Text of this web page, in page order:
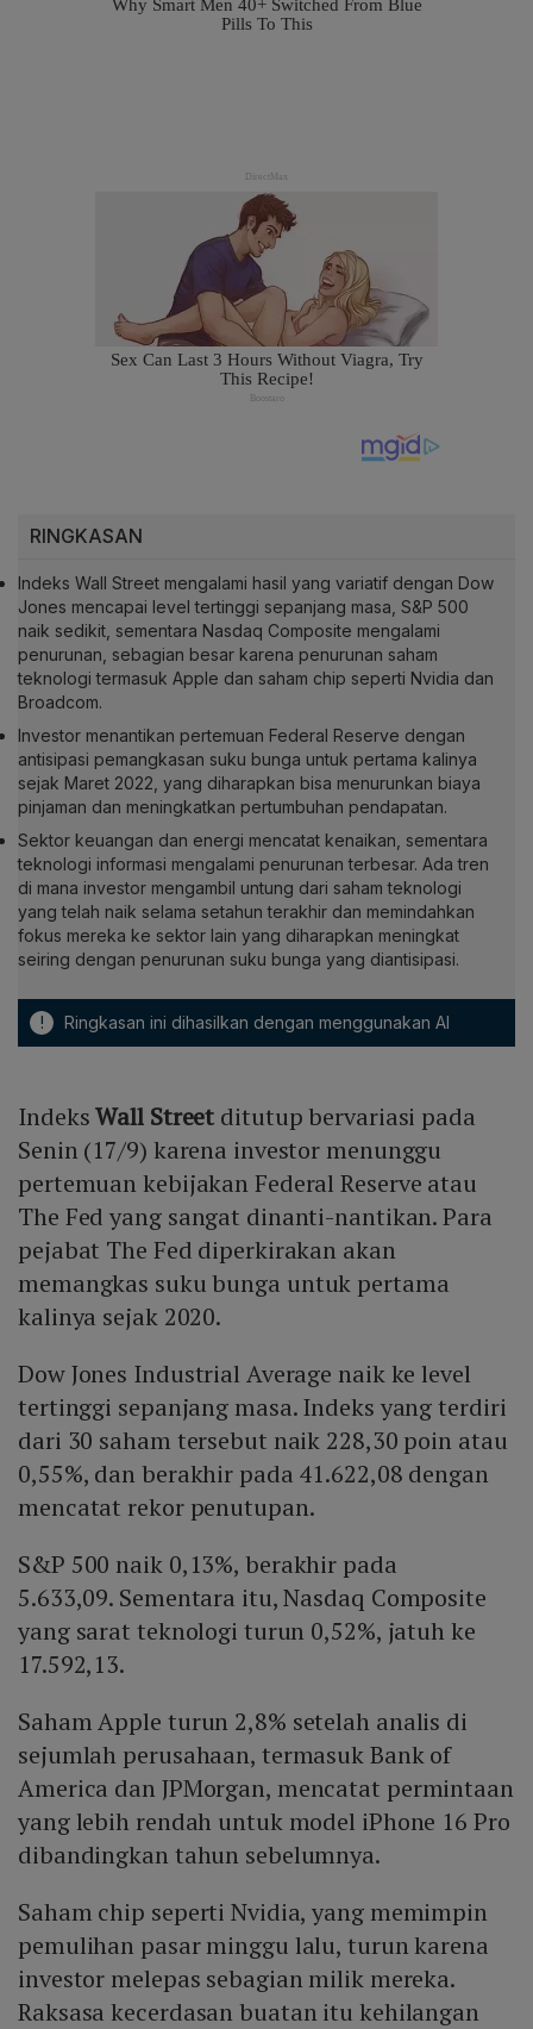
RINGKASAN
Indeks Wall Street mengalami hasil yang variatif dengan Dow
Jones mencapai level tertinggi sepanjang masa, S&P 500
naik sedikit, sementara Nasdaq Composite mengalami
penurunan, sebagian besar karena penurunan saham
teknologi termasuk Apple dan saham chip seperti Nvidia dan
Broadcom.
Investor menantikan pertemuan Federal Reserve dengan
antisipasi pemangkasan suku bunga untuk pertama kalinya
sejak Maret 2022, yang diharapkan bisa menurunkan biaya
pinjaman dan meningkatkan pertumbuhan pendapatan.
Sektor keuangan dan energi mencatat kenaikan, sementara
teknologi informasi mengalami penurunan terbesar. Ada tren
di mana investor mengambil untung dari saham teknologi
yang telah naik selama setahun terakhir dan memindahkan
fokus mereka ke sektor lain yang diharapkan meningkat
seiring dengan penurunan suku bunga yang diantisipasi.
! Ringkasan ini dihasilkan dengan menggunakan AI
IndeksWall Street ditutup bervariasi pada
Senin (17/9) karena investor menunggu
pertemuan kebijakan Federal Reserve atau
The Fed yang sangat dinanti-nantikan. Para
pejabat The Fed diperkirakan akan
memangkas suku bunga untuk pertama
kalinya sejak 2020.
Dow Jones Industrial Average naik ke level
tertinggi sepanjang masa. Indeks yang terdiri
dari 30 saham tersebut naik 228,30 poin atau
0,55%, dan berakhir pada 41.622,08 dengan
mencatat rekor penutupan.
S&P 500 naik 0,13%, berakhir pada
5.633,09. Sementara itu, Nasdaq Composite
yang sarat teknologi turun 0,52%, jatuh ke
17.592,13.
Saham Apple turun 2,8% setelah analis di
sejumlah perusahaan, termasuk Bank of
America dan JPMorgan, mencatat permintaan
yang lebih rendah untuk model iPhone 16 Pro
dibandingkan tahun sebelumnya.
Saham chip seperti Nvidia, yang memimpin
pemulihan pasar minggu lalu, turun karena
investor melepas sebagian milik mereka.
Raksasa kecerdasan buatan itu kehilangan